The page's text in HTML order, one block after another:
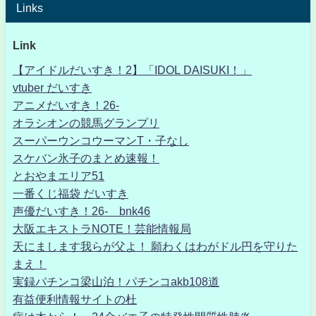
Links
Link
【アイドルだいすき！2】「IDOL DAISUKI！」
vtuber だいすき
アニメだいすき！26-
オラシオンの競馬グランプリ
スーパーウンコウーマンT・子なし
スケバン氷子のまとめ速報！
とおやまエリア51
一番くじ福袋 だいすき
声優だいすき！26- bnk46
大阪エキストラNOTE！芸能情報局
天にまします我らが父よ！ 願わくはわがドル円を守りた
まえ！
実録パチンコ梁山泊！パチンコakb108道
有益便利情報サイトの杜